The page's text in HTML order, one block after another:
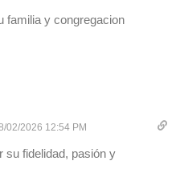
familia y congregacion
02/2026 12:54 PM
su fidelidad, pasión y